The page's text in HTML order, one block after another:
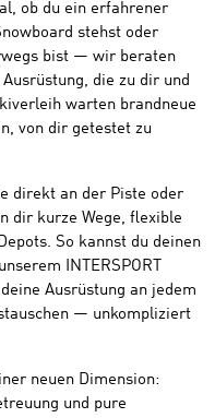
ob du ein erfahrener
stehst oder
bist — wir beraten
die zu dir und
warten brandneue
von dir getestet zu
direkt an der Piste oder
dir kurze Wege, flexible
So kannst du deinen
INTERSPORT
Ausrüstung an jedem
— unkompliziert
neuen Dimension:
und pure